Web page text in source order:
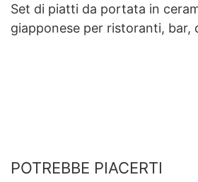
Set di piatti da portata in
giapponese per ristoranti, bar,
POTREBBE PIACERTI